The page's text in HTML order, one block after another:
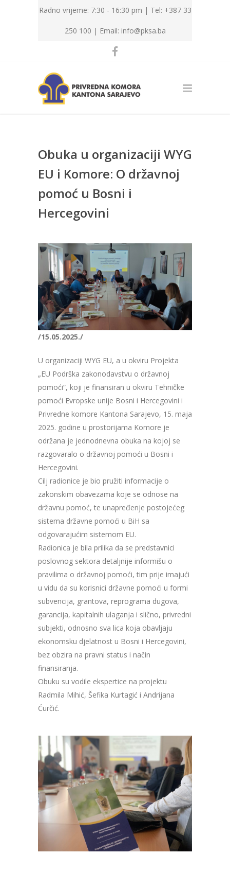
Radno vrijeme: 7:30 - 16:30 pm | Tel: +387 33
250 100 | Email: info@pksa.ba
Obuka u organizaciji WYG
EU i Komore: O državnoj
pomoć u Bosni i
Hercegovini
/15.05.2025./
U organizaciji WYG EU, a u okviru Projekta
„EU Podrška zakonodavstvu o državnoj
pomoći“, koji je finansiran u okviru Tehničke
pomoći Evropske unije Bosni i Hercegovini i
Privredne komore Kantona Sarajevo, 15. maja
2025. godine u prostorijama Komore je
održana je jednodnevna obuka na kojoj se
razgovaralo o državnoj pomoći u Bosni i
Hercegovini.
Cilj radionice je bio pružiti informacije o
zakonskim obavezama koje se odnose na
državnu pomoć, te unapređenje postojećeg
sistema državne pomoći u BiH sa
odgovarajućim sistemom EU.
Radionica je bila prilika da se predstavnici
poslovnog sektora detaljnije informišu o
pravilima o državnoj pomoći, tim prije imajući
u vidu da su korisnici državne pomoći u formi
subvencija, grantova, reprograma dugova,
garancija, kapitalnih ulaganja i slično, privredni
subjekti, odnosno sva lica koja obavljaju
ekonomsku djelatnost u Bosni i Hercegovini,
bez obzira na pravni status i način
finansiranja.
Obuku su vodile ekspertice na projektu
Radmila Mihić, Šefika Kurtagić i Andrijana
Ćurčić.